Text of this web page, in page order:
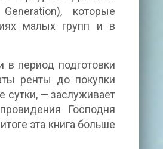
которые
малых групп и в
период подготовки
ренты до покупки
сутки, — заслуживает
Господня
эта книга больше